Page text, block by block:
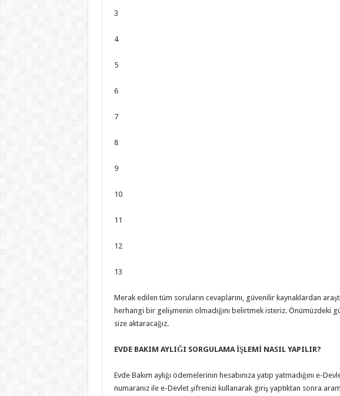
3
4
5
6
7
8
9
10
11
12
13
Merak edilen tüm soruların cevaplarını, güvenilir kaynaklardan
herhangi bir gelişmenin olmadığını belirtmek isteriz. Önümüzdeki
size aktaracağız.
EVDE BAKIM AYLIĞI SORGULAMA İŞLEMİ NASIL YAPILIR?
Evde Bakım aylığı ödemelerinin hesabınıza yatıp yatmadığını e-
numaranız ile e-Devlet şifrenizi kullanarak giriş yaptıktan sonra